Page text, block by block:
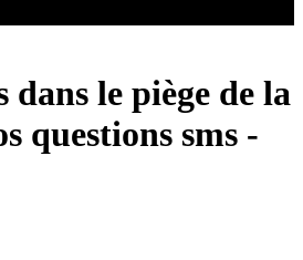
dans le piège de la
questions sms -